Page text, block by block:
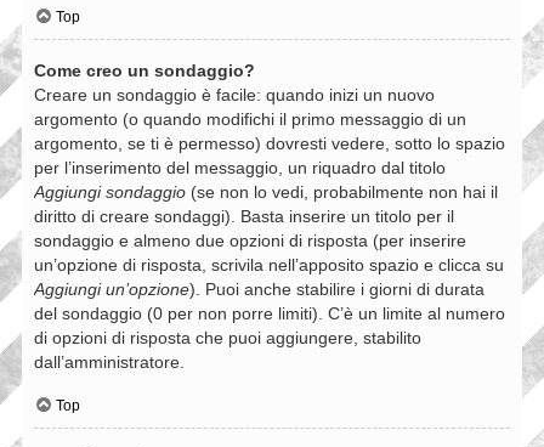
Top
Come creo un sondaggio?
Creare un sondaggio è facile: quando inizi un nuovo
argomento (o quando modifichi il primo messaggio di un
argomento, se ti è permesso) dovresti vedere, sotto lo spazio
per l’inserimento del messaggio, un riquadro dal titolo
Aggiungi sondaggio (se non lo vedi, probabilmente non hai il
diritto di creare sondaggi). Basta inserire un titolo per il
sondaggio e almeno due opzioni di risposta (per inserire
un’opzione di risposta, scrivila nell’apposito spazio e clicca su
Aggiungi un’opzione). Puoi anche stabilire i giorni di durata
del sondaggio (0 per non porre limiti). C’è un limite al numero
di opzioni di risposta che puoi aggiungere, stabilito
dall’amministratore.
Top